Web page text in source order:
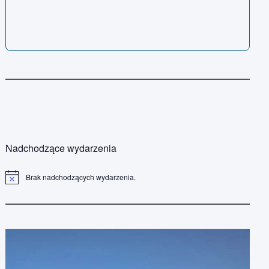
Nadchodzące wydarzenia
P
d
Brak nadchodzących wydarzenia.